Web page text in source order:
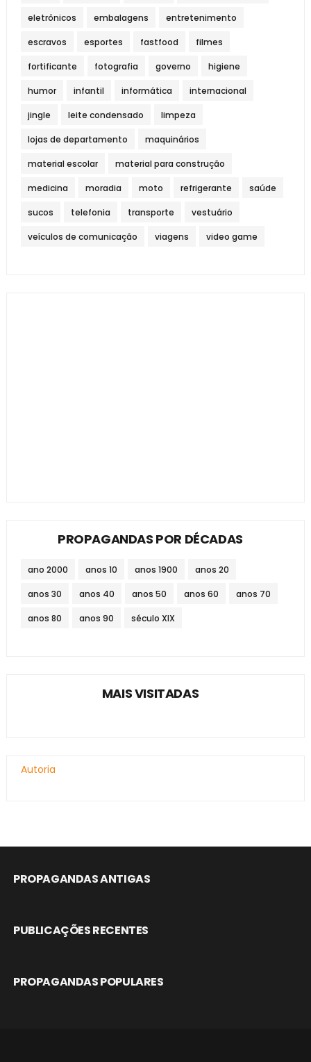
eletrônicos embalagens entretenimento
escravos esportes fastfood filmes
fortificante fotografia governo higiene
humor infantil informática internacional
jingle leite condensado limpeza
lojas de departamento maquinários
material escolar material para construção
medicina moradia moto refrigerante saúde
sucos telefonia transporte vestuário
veículos de comunicação viagens video game
PROPAGANDAS POR DÉCADAS
ano 2000 anos 10 anos 1900 anos 20
anos 30 anos 40 anos 50 anos 60 anos 70
anos 80 anos 90 século XIX
MAIS VISITADAS
Autoria
PROPAGANDAS ANTIGAS
PUBLICAÇÕES RECENTES
PROPAGANDAS POPULARES